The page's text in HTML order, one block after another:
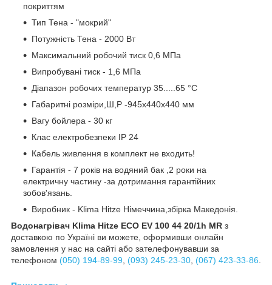
покриттям
Тип Тена - "мокрий"
Потужність Тена - 2000 Вт
Максимальний робочий тиск 0,6 МПа
Випробувані тиск - 1,6 МПа
Діапазон робочих температур 35.....65 °C
Габаритні розміри,Ш,Р -945х440х440 мм
Вагу бойлера - 30 кг
Клас електробезпеки IP 24
Кабель живлення в комплект не входить!
Гарантія - 7 років на водяний бак ,2 роки на
електричну частину -за дотримання гарантійних
зобов'язань.
Виробник - Klima Hitze Німеччина,збірка Македонія.
Водонагрівач Klima Hitze ECO EV 100 44 20/1h MR з
доставкою по Україні ви можете, оформивши онлайн
замовлення у нас на сайті або зателефонувавши за
телефоном (050) 194-89-99 (093) 245-23-30 (067) 423-33-86